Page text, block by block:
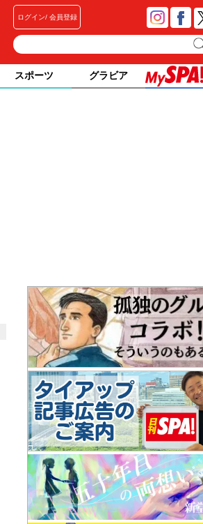
ログイン 会員登録
スポーツ グラビア